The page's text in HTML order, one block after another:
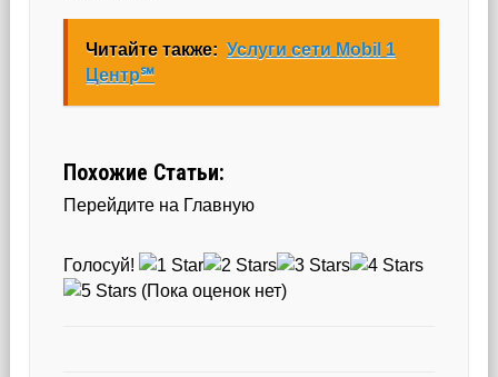
Читайте также: Услуги сети Mobil 1
Центр℠
Похожие Статьи:
Перейдите на Главную
Голосуй!
(Пока оценок нет)